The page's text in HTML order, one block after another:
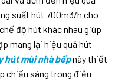
suất hút 700m3/h cho
độ hút khác nhau giúp
mang lại hiệu quả hút
hút mùi nhà bếpnày thiết
chiếu sáng trong điều